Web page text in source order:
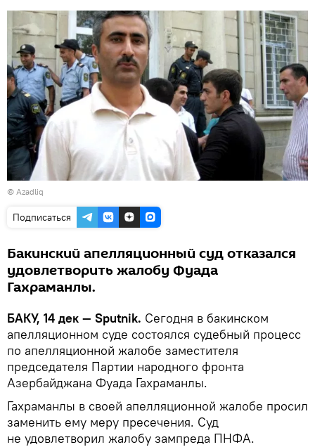
© Azadliq
Подписаться
Бакинский апелляционный суд отказался
удовлетворить жалобу Фуада
Гахраманлы.
БАКУ, 14 дек — Sputnik. Сегодня в бакинском
апелляционном суде состоялся судебный процесс
по апелляционной жалобе заместителя
председателя Партии народного фронта
Азербайджана Фуада Гахраманлы.
Гахраманлы в своей апелляционной жалобе просил
заменить ему меру пресечения. Суд
не удовлетворил жалобу зампреда ПНФА.